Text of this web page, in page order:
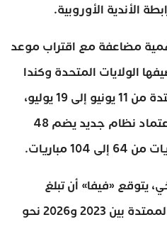
الأندية الأوروبية.
مضاعفة مع اقتراب موعد
الولايات المتحدة وكندا
والمكسيك خلال الفترة الممتدة من 11 يونيو إلى 19 يوليو،
وهي البطولة التي ستشهد اعتماد نظام جديد يضم 48
مباريات.
يتوقع «فيفا» أن تبلغ
إيراداته خلال الدورة المالية الممتدة بين 2023 و2026 نحو